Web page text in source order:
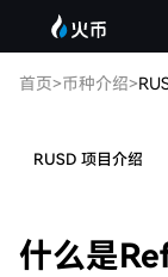
首页>币种介绍>
RUSD 项目介绍
什么是